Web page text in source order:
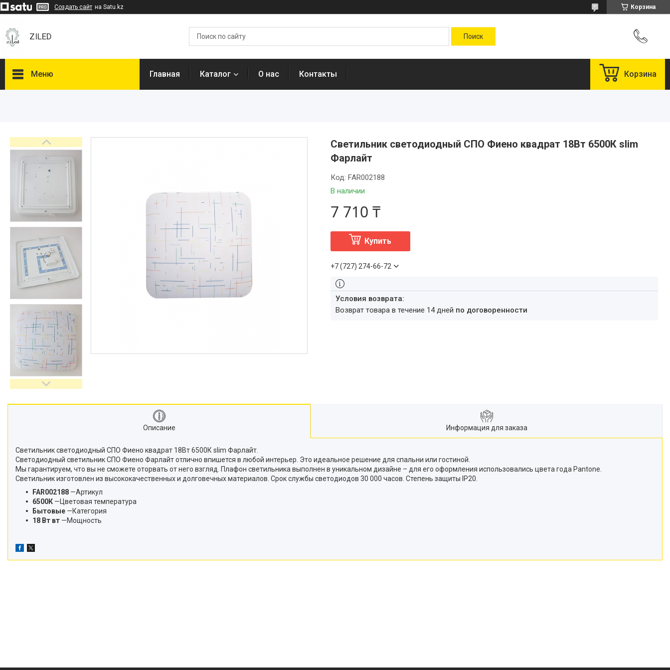
Создать сайт на Satu.kz Корзина
ZILED
Меню
ФАРЛАЙТ
АСТЗ
NLCO
INNOLUX
О нас
Отзывы
Главная Каталог О нас Контакты Корзина
Светильник светодиодный СПО Фиено квадрат 18Вт 6500К slim
Фарлайт
В наличии
Код: FAR002188
7 710 ₸
Купить
+7 (727) 274-66-72
возврат товара в течение 14 дней по договоренности
Описание Информация для заказа
Светильник светодиодный СПО Фиено квадрат 18Вт 6500К slim Фарлайт.
Светодиодный светильник СПО Фиено Фарлайт отлично впишется в любой интерьер. Это идеальное решение для спальни или гостиной.
Мы гарантируем, что вы не сможете оторвать от него взгляд. Плафон светильника выполнен в уникальном дизайне – для его оформления использовались цвета года Pantone.
Светильник изготовлен из высококачественных и долговечных материалов. Срок службы светодиодов 30 000 часов. Степень защиты IP20.
FAR002188 —Артикул
6500К —Цветовая температура
Бытовые —Категория
18 Вт вт —Мощность